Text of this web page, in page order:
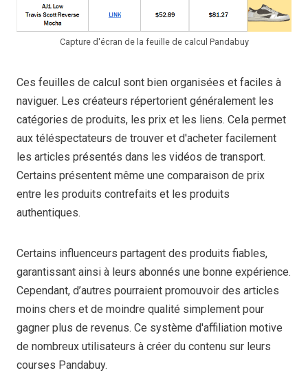
Capture d'écran de la feuille de calcul Pandabuy
Ces feuilles de calcul sont bien organisées et faciles à
naviguer. Les créateurs répertorient généralement les
catégories de produits, les prix et les liens. Cela permet
aux téléspectateurs de trouver et d'acheter facilement
les articles présentés dans les vidéos de transport.
Certains présentent même une comparaison de prix
entre les produits contrefaits et les produits
authentiques.
Certains influenceurs partagent des produits fiables,
garantissant ainsi à leurs abonnés une bonne expérience.
Cependant, d’autres pourraient promouvoir des articles
moins chers et de moindre qualité simplement pour
gagner plus de revenus. Ce système d'affiliation motive
de nombreux utilisateurs à créer du contenu sur leurs
courses Pandabuy.